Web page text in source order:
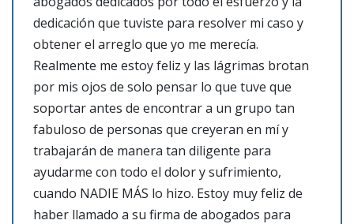
dedicación que tuviste para resolver mi caso y
obtener el arreglo que yo me merecía.
Realmente me estoy feliz y las lágrimas brotan
por mis ojos de solo pensar lo que tuve que
soportar antes de encontrar a un grupo tan
fabuloso de personas que creyeran en mí y
trabajarán de manera tan diligente para
ayudarme con todo el dolor y sufrimiento,
cuando NADIE MÁS lo hizo. Estoy muy feliz de
haber llamado a su firma de abogados para